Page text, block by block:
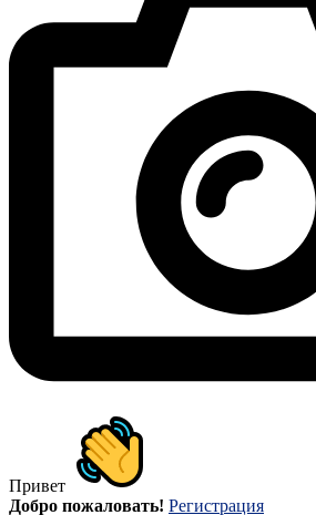
Привет
Добро пожаловать! Регистрация